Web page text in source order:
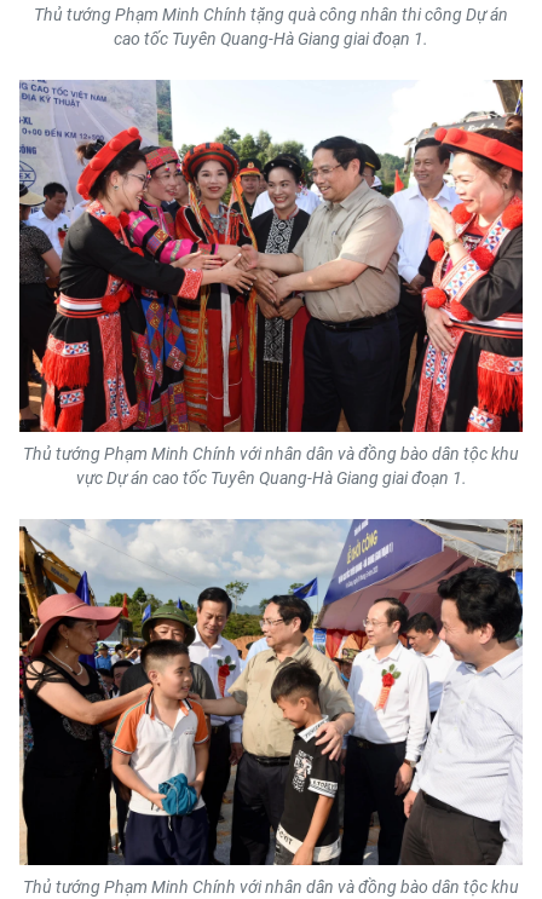
Thủ tướng Phạm Minh Chính tặng quà công nhân thi công Dự án
cao tốc Tuyên Quang-Hà Giang giai đoạn 1.
Thủ tướng Phạm Minh Chính với nhân dân và đồng bào dân tộc khu
vực Dự án cao tốc Tuyên Quang-Hà Giang giai đoạn 1.
Thủ tướng Phạm Minh Chính với nhân dân và đồng bào dân tộc khu